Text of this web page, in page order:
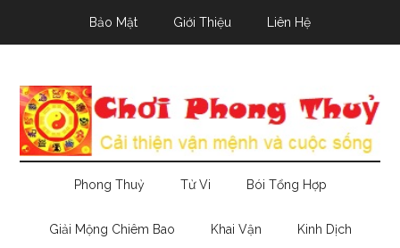
Bảo Mật Giới Thiệu Liên Hệ
Phong Thuỷ Tử Vi Bói Tổng Hợp
Giải Mộng Chiêm Bao Khai Vận Kinh Dịch